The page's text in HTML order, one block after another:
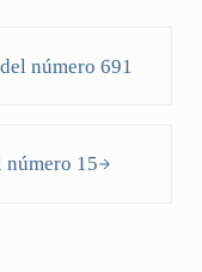
número 691
15